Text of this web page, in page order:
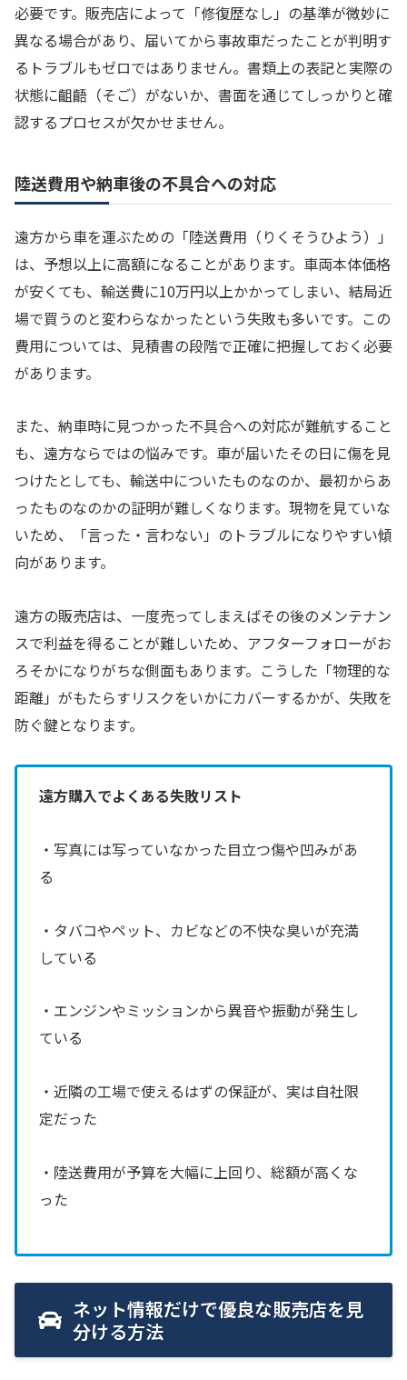
必要です。販売店によって「修復歴なし」の基準が微妙に
異なる場合があり、届いてから事故車だったことが判明す
るトラブルもゼロではありません。書類上の表記と実際の
状態に齟齬（そご）がないか、書面を通じてしっかりと確
認するプロセスが欠かせません。
陸送費用や納車後の不具合への対応
遠方から車を運ぶための「陸送費用（りくそうひよう）」
は、予想以上に高額になることがあります。車両本体価格
が安くても、輸送費に10万円以上かかってしまい、結局近
場で買うのと変わらなかったという失敗も多いです。この
費用については、見積書の段階で正確に把握しておく必要
があります。
また、納車時に見つかった不具合への対応が難航すること
も、遠方ならではの悩みです。車が届いたその日に傷を見
つけたとしても、輸送中についたものなのか、最初からあ
ったものなのかの証明が難しくなります。現物を見ていな
いため、「言った・言わない」のトラブルになりやすい傾
向があります。
遠方の販売店は、一度売ってしまえばその後のメンテナン
スで利益を得ることが難しいため、アフターフォローがお
ろそかになりがちな側面もあります。こうした「物理的な
距離」がもたらすリスクをいかにカバーするかが、失敗を
防ぐ鍵となります。
遠方購入でよくある失敗リスト
・写真には写っていなかった目立つ傷や凹みがあ
る
・タバコやペット、カビなどの不快な臭いが充満
している
・エンジンやミッションから異音や振動が発生し
ている
・近隣の工場で使えるはずの保証が、実は自社限
定だった
・陸送費用が予算を大幅に上回り、総額が高くな
った
ネット情報だけで優良な販売店を見
分ける方法